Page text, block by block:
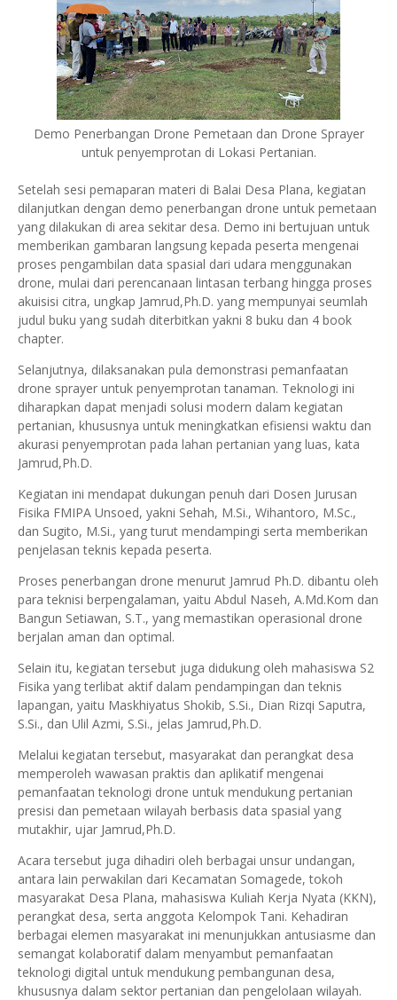
Demo Penerbangan Drone Pemetaan dan Drone Sprayer
untuk penyemprotan di Lokasi Pertanian.
Setelah sesi pemaparan materi di Balai Desa Plana, kegiatan
dilanjutkan dengan demo penerbangan drone untuk pemetaan
yang dilakukan di area sekitar desa. Demo ini bertujuan untuk
memberikan gambaran langsung kepada peserta mengenai
proses pengambilan data spasial dari udara menggunakan
drone, mulai dari perencanaan lintasan terbang hingga proses
akuisisi citra, ungkap Jamrud,Ph.D. yang mempunyai seumlah
judul buku yang sudah diterbitkan yakni 8 buku dan 4 book
chapter.
Selanjutnya, dilaksanakan pula demonstrasi pemanfaatan
drone sprayer untuk penyemprotan tanaman. Teknologi ini
diharapkan dapat menjadi solusi modern dalam kegiatan
pertanian, khususnya untuk meningkatkan efisiensi waktu dan
akurasi penyemprotan pada lahan pertanian yang luas, kata
Jamrud,Ph.D.
Kegiatan ini mendapat dukungan penuh dari Dosen Jurusan
Fisika FMIPA Unsoed, yakni Sehah, M.Si., Wihantoro, M.Sc.,
dan Sugito, M.Si., yang turut mendampingi serta memberikan
penjelasan teknis kepada peserta.
Proses penerbangan drone menurut Jamrud Ph.D. dibantu oleh
para teknisi berpengalaman, yaitu Abdul Naseh, A.Md.Kom dan
Bangun Setiawan, S.T., yang memastikan operasional drone
berjalan aman dan optimal.
Selain itu, kegiatan tersebut juga didukung oleh mahasiswa S2
Fisika yang terlibat aktif dalam pendampingan dan teknis
lapangan, yaitu Maskhiyatus Shokib, S.Si., Dian Rizqi Saputra,
S.Si., dan Ulil Azmi, S.Si., jelas Jamrud,Ph.D.
Melalui kegiatan tersebut, masyarakat dan perangkat desa
memperoleh wawasan praktis dan aplikatif mengenai
pemanfaatan teknologi drone untuk mendukung pertanian
presisi dan pemetaan wilayah berbasis data spasial yang
mutakhir, ujar Jamrud,Ph.D.
Acara tersebut juga dihadiri oleh berbagai unsur undangan,
antara lain perwakilan dari Kecamatan Somagede, tokoh
masyarakat Desa Plana, mahasiswa Kuliah Kerja Nyata (KKN),
perangkat desa, serta anggota Kelompok Tani. Kehadiran
berbagai elemen masyarakat ini menunjukkan antusiasme dan
semangat kolaboratif dalam menyambut pemanfaatan
teknologi digital untuk mendukung pembangunan desa,
khususnya dalam sektor pertanian dan pengelolaan wilayah.